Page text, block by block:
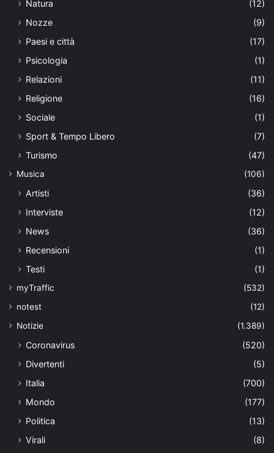
Natura
(12)
Nozze
(9)
Paesi e città
(17)
Psicologia
(1)
Relazioni
(11)
Religione
(16)
Sociale
(1)
Sport & Tempo Libero
(7)
Turismo
(47)
Musica (106)
Artisti
(36)
Interviste
(12)
News
(36)
Recensioni
(1)
Testi
(1)
myTraffic
(532)
notest
(12)
Notizie
(1.389)
Coronavirus
(520)
Divertenti
(5)
Italia
(700)
Mondo
(177)
Politica
(13)
Virali
(8)